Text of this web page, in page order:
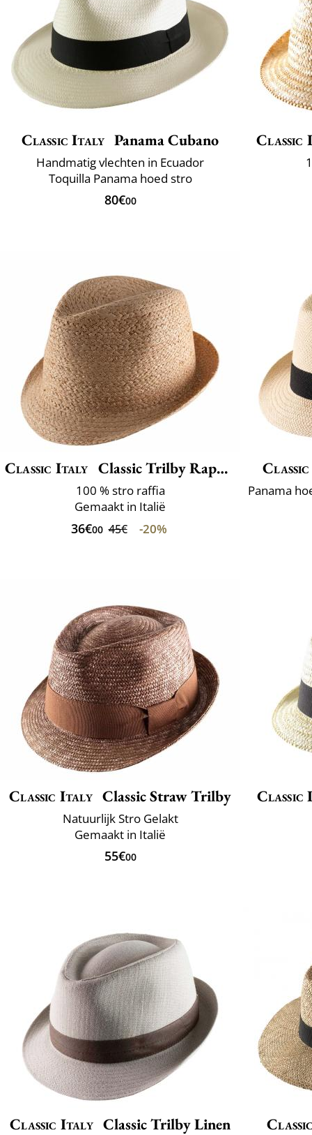
Classic Italy Panama Cubano
Handmatig vlechten in Ecuador
Toquilla Panama hoed stro
80€00
Classic
Classic Italy Classic Trilby Raphia
100 % stro raffia
Gemaakt in Italië
36€00 45€ -20%
Classic Italy Classic Straw Trilby
Natuurlijk Stro Gelakt
Gemaakt in Italië
55€00
Classic
Classic Italy Classic Trilby Linen